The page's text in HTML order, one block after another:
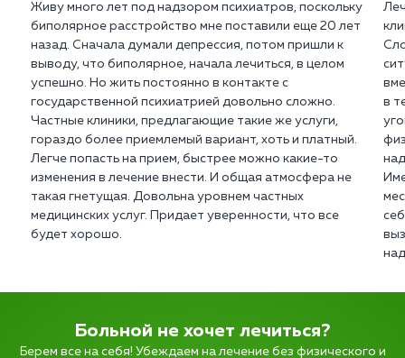
Живу много лет под надзором психиатров, поскольку
биполярное расстройство мне поставили еще 20 лет
назад. Сначала думали депрессия, потом пришли к
выводу, что биполярное, начала лечиться, в целом
успешно. Но жить постоянно в контакте с
государственной психиатрией довольно сложно.
Частные клиники, предлагающие такие же услуги,
гораздо более приемлемый вариант, хоть и платный.
Легче попасть на прием, быстрее можно какие-то
изменения в лечение внести. И общая атмосфера не
такая гнетущая. Довольна уровнем частных
медицинских услуг. Придает уверенности, что все
будет хорошо.
в
Больной не хочет лечиться?
Берем все на себя! Убеждаем на лечение без физического и